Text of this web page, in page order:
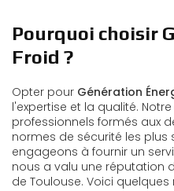
Pourquoi choisir
Froid ?
Opter pour Génération
l'expertise et la qualité.
professionnels formés aux
normes de sécurité les plus
engageons à fournir un
nous a valu une réputation
de Toulouse. Voici